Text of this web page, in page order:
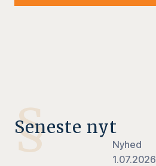
§
Seneste nyt
Nyhed
1.07.2026